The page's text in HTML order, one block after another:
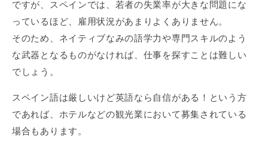
ですが、スペインでは、若者の失業率が大きな問題にな
っているほど、雇用状況があまりよくありません。
そのため、ネイティブなみの語学力や専門スキルのよう
な武器となるものがなければ、仕事を探すことは難しい
でしょう。
スペイン語は厳しいけど英語なら自信がある！という方
であれば、ホテルなどの観光業において募集されている
場合もあります。